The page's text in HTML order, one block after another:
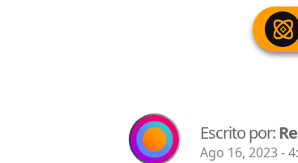
Escrito por:
Ago 16, 2023 -